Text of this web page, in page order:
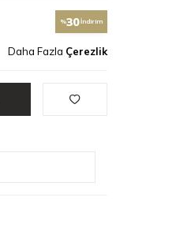
%30İndirim
Daha Fazla Çerezlik